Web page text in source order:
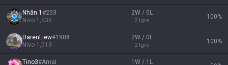
Nhân 1 #203
Nivo 1,535
2W / 0L
2 Igre
100%
DarenLiew#1908
Nivo 1,019
2W / 0L
2 Igre
100%
Tino3#Amai
1W / 1L